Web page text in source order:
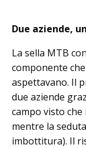
Due aziende,
La sella MTB
componente
aspettavano. Il
due aziende
campo visto
mentre la
imbottitura). Il